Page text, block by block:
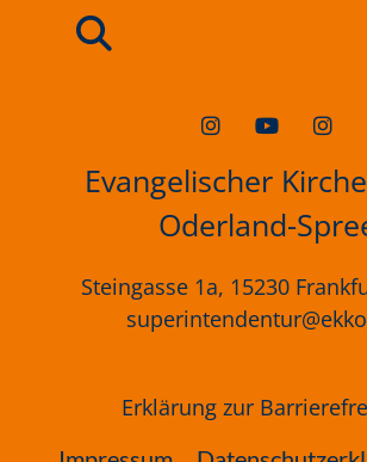
Evangelischer
Oderland-
Steingasse 1a, 15230
Erklärung zur